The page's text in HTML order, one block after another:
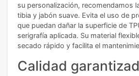
su personalización, recomendamos
tibia y jabón suave. Evita el uso de
que puedan dañar la superficie de
serigrafía aplicada. Su material
secado rápido y facilita el
Calidad